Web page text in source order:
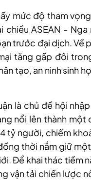
mức độ tham
chiều ASEAN -
trước đại dịch. Về
tăng gấp đôi
tạo, an ninh sinh
là chủ đề hội
nổi lên thành
tỷ người, chiếm
thời nắm giữ
Để khai thác tiềm
vận tải chiến lược